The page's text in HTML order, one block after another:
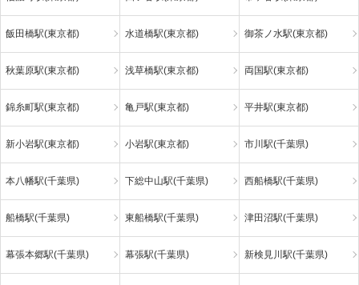
飯田橋駅(東京都) 水道橋駅(東京都) 御茶ノ水駅(東京都)
秋葉原駅(東京都) 浅草橋駅(東京都) 両国駅(東京都)
錦糸町駅(東京都) 亀戸駅(東京都) 平井駅(東京都)
新小岩駅(東京都) 小岩駅(東京都) 市川駅(千葉県)
本八幡駅(千葉県) 下総中山駅(千葉県) 西船橋駅(千葉県)
船橋駅(千葉県) 東船橋駅(千葉県) 津田沼駅(千葉県)
幕張本郷駅(千葉県) 幕張駅(千葉県) 新検見川駅(千葉県)